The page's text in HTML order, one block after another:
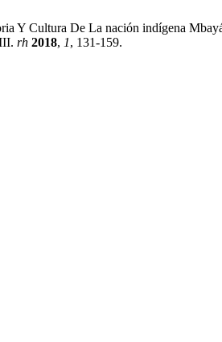
Y Cultura De La nación indígena
rh 2018, 1, 131-159.